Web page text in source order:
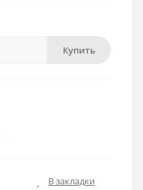
Купить
В закладки